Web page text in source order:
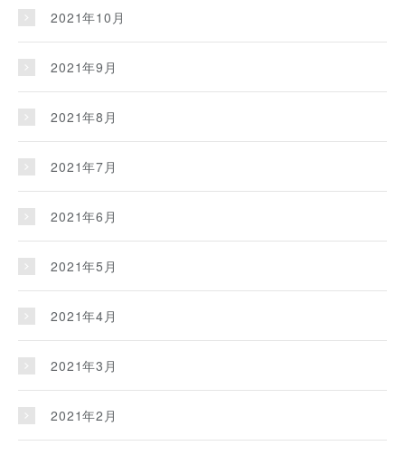
2021年10月
2021年9月
2021年8月
2021年7月
2021年6月
2021年5月
2021年4月
2021年3月
2021年2月